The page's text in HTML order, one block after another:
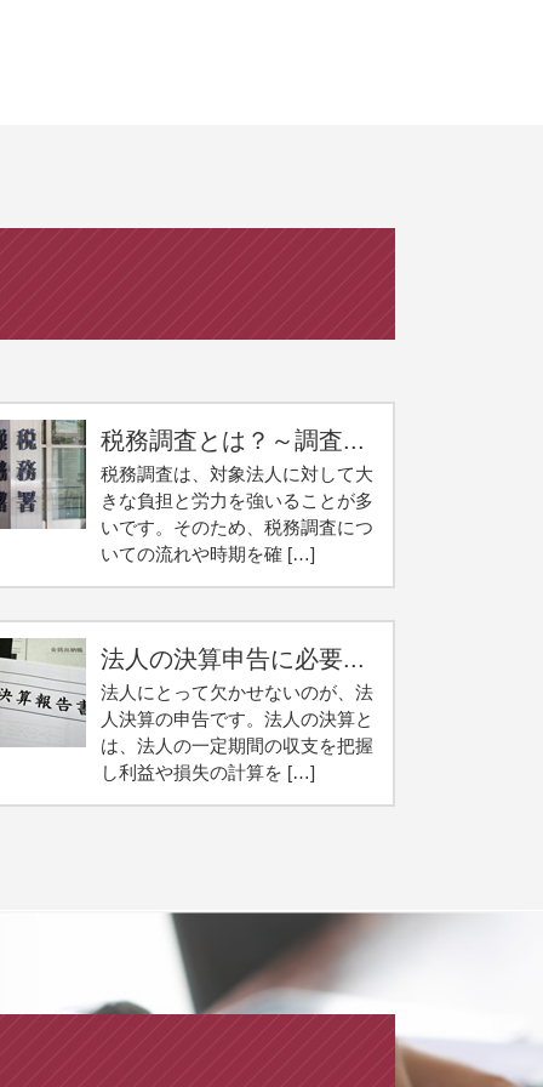
税務調査とは？～調査...
税務調査は、対象法人に対して大
きな負担と労力を強いることが多
いです。そのため、税務調査につ
いての流れや時期を確 […]
法人の決算申告に必要...
法人にとって欠かせないのが、法
人決算の申告です。法人の決算と
は、法人の一定期間の収支を把握
し利益や損失の計算を […]